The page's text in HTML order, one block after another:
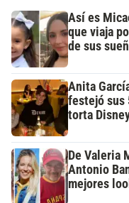
Así es
que viaja
de sus
Anita
festejó sus
torta
De Valeria
Antonio
mejores